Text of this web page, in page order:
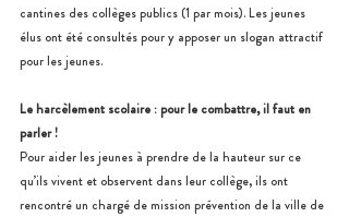
cantines des collèges publics (1 par mois). Les jeunes
élus ont été consultés pour y apposer un slogan attractif
pour les jeunes.
Le harcèlement scolaire : pour le combattre, il faut en
parler !
Pour aider les jeunes à prendre de la hauteur sur ce
qu’ils vivent et observent dans leur collège, ils ont
rencontré un chargé de mission prévention de la ville de